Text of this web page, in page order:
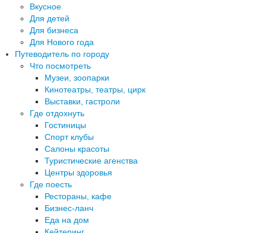
Вкусное
Для детей
Для бизнеса
Для Нового года
Путеводитель по городу
Что посмотреть
Музеи, зоопарки
Кинотеатры, театры, цирк
Выставки, гастроли
Где отдохнуть
Гостиницы
Спорт клубы
Салоны красоты
Туристические агенства
Центры здоровья
Где поесть
Рестораны, кафе
Бизнес-ланч
Еда на дом